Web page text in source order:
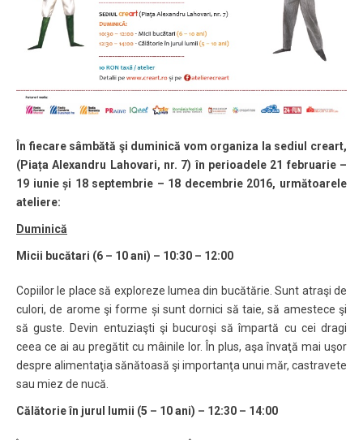
În fiecare sâmbătă şi duminică vom organiza la sediul creart,
(Piața Alexandru Lahovari, nr. 7) în perioadele 21 februarie –
19 iunie și 18 septembrie – 18 decembrie 2016, următoarele
ateliere:
Duminică
Micii bucătari (6 – 10 ani) – 10:30 – 12:00
Copiilor le place să exploreze lumea din bucătărie. Sunt atraşi de
culori, de arome şi forme și sunt dornici să taie, să amestece şi
să guste. Devin entuziaşti şi bucuroşi să împartă cu cei dragi
ceea ce ai au pregătit cu mâinile lor. În plus, aşa învaţă mai uşor
despre alimentaţia sănătoasă şi importanţa unui măr, castravete
sau miez de nucă.
Călătorie în jurul lumii (5 – 10 ani) – 12:30 – 14:00